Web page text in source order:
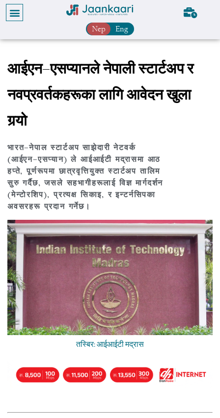
Nep Eng
आईएन–एसप्यानले नेपाली स्टार्टअप र
नवप्रवर्तकहरूका लागि आवेदन खुला
गर्‍यो
भारत–नेपाल स्टार्टअप साझेदारी नेटवर्क
(आईएन–एसप्यान) ले आईआईटी मद्रासमा आठ
हप्ते, पूर्णरूपमा छात्रवृत्तियुक्त स्टार्टअप तालिम
सुरु गर्दैछ, जसले सहभागीहरूलाई विज्ञ मार्गदर्शन
(मेन्टोरशिप), प्रत्यक्ष सिकाइ, र इन्टर्नसिपका
अवसरहरू प्रदान गर्नेछ।
तस्बिर: आईआईटी मद्रास